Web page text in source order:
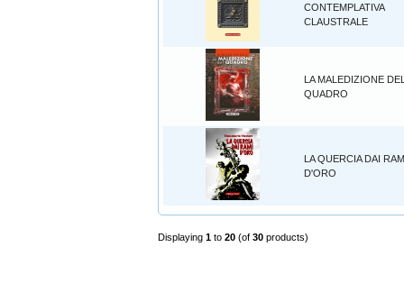
CONTEMPLATIVA
CLAUSTRALE
LA MALEDIZIONE
QUADRO
LA QUERCIA DAI
D'ORO
Displaying 1 to 20 (of 30 products)